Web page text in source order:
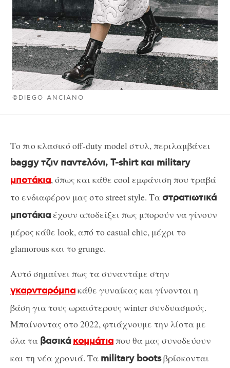
©DIEGO ANCIANO
Το πιο κλασικό off-duty model στυλ, περιλαμβάνει
baggy τζιν παντελόνι, T-shirt και military
μποτάκια, όπως και κάθε cool εμφάνιση που τραβά
το ενδιαφέρον μας στο street style. Τα στρατιωτικά
μποτάκιαέχουν αποδείξει πως μπορούν να γίνουν
μέρος κάθε look, από το casual chic, μέχρι το
glamorous και το grunge.
Αυτό σημαίνει πως τα συναντάμε στην
γκαρνταρόμπακάθε γυναίκας και γίνονται η
βάση για τους ωραιότερους winter συνδυασμούς.
Μπαίνοντας στο 2022, φτιάχνουμε την λίστα με
όλα τα βασικά κομμάτιαπου θα μας συνοδεύουν
και τη νέα χρονιά. Τα military bootsβρίσκονται